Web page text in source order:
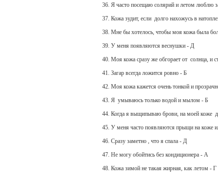
36. Я часто посещаю солярий и летом люблю
37. Кожа зудит, если долго нахожусь в
38. Мне бы хотелось, чтобы моя кожа была
39. У меня появляются веснушки - Д
40. Моя кожа сразу же обгорает от солнца, и
41. Загар всегда ложится ровно - Б
42. Моя кожа кажется очень тонкой и
43. Я умываюсь только водой и мылом - Б
44. Когда я выщипываю брови, на моей коже
45. У меня часто появляются прыщи на коже
46. Сразу заметно , что я спала - Д
47. Не могу обойтись без кондиционера - А
48. Кожа зимой не такая жирная, как летом - Г